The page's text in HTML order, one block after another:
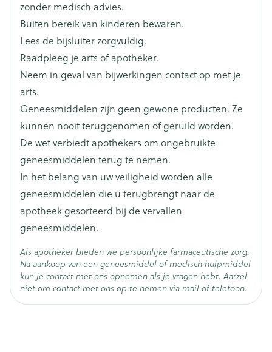
Als u fusidinezuur via de mond moet innemen om
een bacteriële infectie te behandelen, dan moet u
het gebruik van dit geneesmiddel tijdelijk
stopzetten. Uw arts zal u zeggen wanneer het veilig
is om opnieuw te starten met Pravastatine Viatris.
Inname van Pravastatine Viatris samen met
fusidinezuur kan in zeldzame gevallen leiden tot
spierzwakte, -gevoeligheid of -pijn (rabdomyolyse).
Voor meer informatie over rabdomyolyse zie rubriek
4.
Als u een geneesmiddel inneemt dat gebruikt wordt
om de vorming van bloedstolsels te behandelen en
te voorkomen, een zogenaamde vitamine K-
antagonist, vertel dit dan aan uw arts voordat u
Pravastatine Viatris inneemt omdat gelijktijdig
gebruik van vitamine K-antagonisten en
Pravastatine Viatris tot hogere resultaten kan leiden
bij bloedtests die gebruikt worden om de
controleren.
Colchicine (wordt gebruikt om jicht te behandelen).
Lenalidomide (wordt gebruikt om een vorm van
bloedkanker te behandelen die multipel myeloom
Lengte
Diepte 84 mm
Verpakking
98
Actieve
Ingrediënten
pravastatine natrium
Behoud Kamertemperatuur (15°C - 25°C)
zonder medisch advies.
Buiten bereik van kinderen bewaren.
Lees de bijsluiter zorgvuldig.
Raadpleeg je arts of apotheker.
Neem in geval van bijwerkingen contact op met je
arts.
Geneesmiddelen zijn geen gewone producten. Ze
kunnen nooit teruggenomen of geruild worden.
De wet verbiedt apothekers om ongebruikte
geneesmiddelen terug te nemen.
In het belang van uw veiligheid worden alle
geneesmiddelen die u terugbrengt naar de
apotheek gesorteerd bij de vervallen
geneesmiddelen.
Als apotheker bieden we persoonlijke farmaceutische zorg.
Na aankoop van een geneesmiddel of medisch hulpmiddel
kun je contact met ons opnemen als je vragen hebt. Aarzel
niet om contact met ons op te nemen via mail of telefoon.